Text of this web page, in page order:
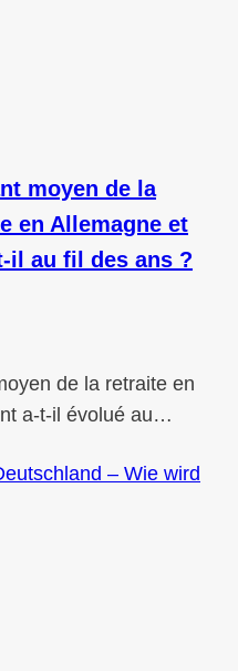
moyen de la
en Allemagne et
il au fil des ans ?
de la retraite en
a-t-il évolué au…